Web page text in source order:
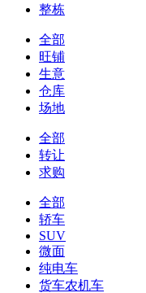
整栋
全部
旺铺
生意
仓库
场地
全部
转让
求购
全部
轿车
SUV
微面
纯电车
货车农机车